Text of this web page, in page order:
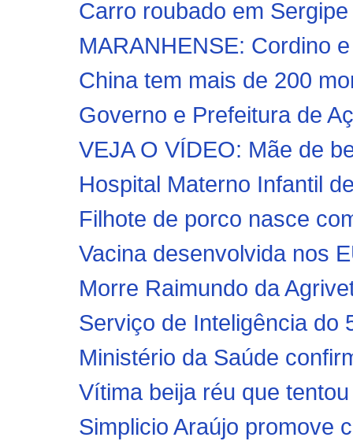
Carro roubado em
MARANHENSE: Cordino
China tem mais de 200
Governo e Prefeitura de
VEJA O VÍDEO: Mãe de
Hospital Materno Infantil
Filhote de porco nasce
Vacina desenvolvida nos
Morre Raimundo da
Serviço de Inteligência do
Ministério da Saúde
Vítima beija réu que
Simplicio Araújo promove